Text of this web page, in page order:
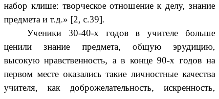
набор клише: творческое отношение к делу, знание
предмета и т.д.» [2, c.39].
Ученики 30-40-х годов в учителе больше
ценили знание предмета, общую эрудицию,
высокую нравственность, а в конце 90-х годов на
первом месте оказались такие личностные качества
учителя, как доброжелательность, искренность,